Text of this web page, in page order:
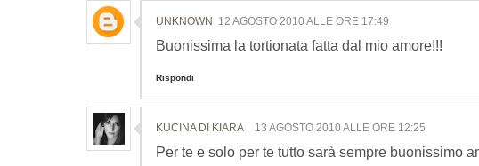
UNKNOWN 12 AGOSTO 2010 ALLE ORE 17:49
Buonissima la tortionata fatta dal mio amore!!!
Rispondi
KUCINA DI KIARA 13 AGOSTO 2010 ALLE ORE 12:25
Per te e solo per te tutto sarà sempre buonissimo